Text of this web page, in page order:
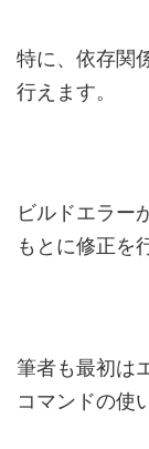
特に、依存関
行えます。
ビルドエラー
もとに修正を
筆者も最初は
コマンドの使